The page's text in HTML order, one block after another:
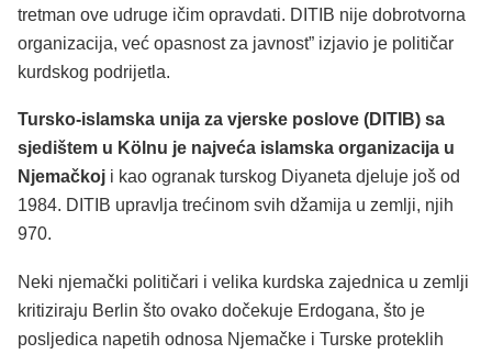
tretman ove udruge ičim opravdati. DITIB nije dobrotvorna
organizacija, već opasnost za javnost” izjavio je političar
kurdskog podrijetla.
Tursko-islamska unija za vjerske poslove (DITIB) sa
sjedištem u Kölnu je najveća islamska organizacija u
Njemačkoj i kao ogranak turskog Diyaneta djeluje još od
1984. DITIB upravlja trećinom svih džamija u zemlji, njih
970.
Neki njemački političari i velika kurdska zajednica u zemlji
kritiziraju Berlin što ovako dočekuje Erdogana, što je
posljedica napetih odnosa Njemačke i Turske proteklih